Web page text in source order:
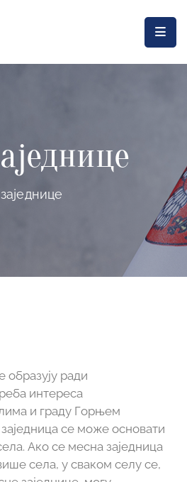
образују ради
интереса
и граду Горњем
се може основати
Ако се месна заједница
села, у сваком селу се,